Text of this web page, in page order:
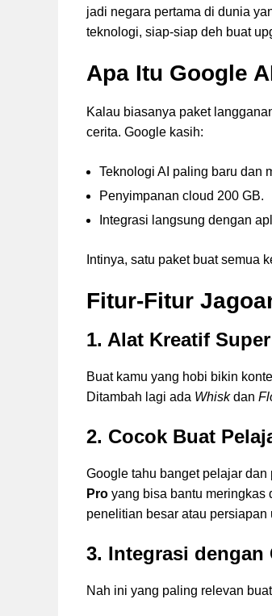
jadi negara pertama di dunia
teknologi, siap-siap deh buat
Apa Itu Google
Kalau biasanya paket
cerita. Google kasih:
Teknologi AI paling baru dan
Penyimpanan cloud 200 GB.
Integrasi langsung dengan
Intinya, satu paket buat semua
Fitur-Fitur
1. Alat Kreatif
Buat kamu yang hobi bikin
Ditambah lagi ada Whiskdan
2. Cocok Buat
Google tahu banget pelajar
Pro yang bisa bantu meringkas
penelitian besar atau
3. Integrasi dengan
Nah ini yang paling relevan